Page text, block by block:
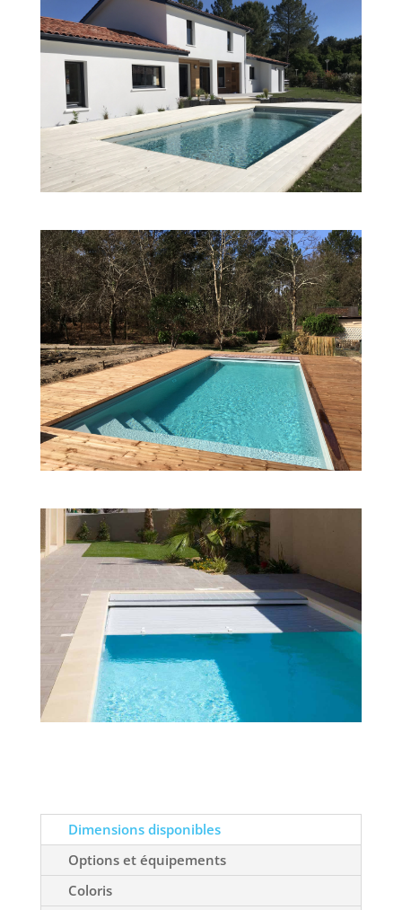
Dimensions disponibles
Options et équipements
Coloris